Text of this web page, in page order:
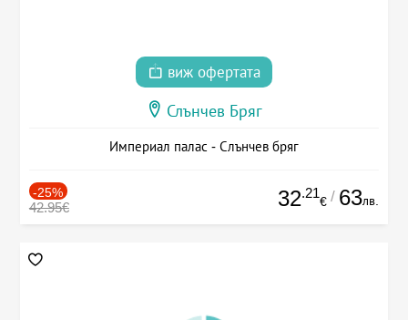
виж офертата
Слънчев Бряг
Империал палас - Слънчев бряг
-25%
42.95€ 32.21
€ / 63лв.